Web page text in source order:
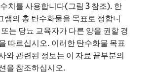
치를 사용합니다(그림 3 참조). 한
의 총 탄수화물을 목표로 정합니
는 당뇨 교육자가 다른 양을 권할 경
따르십시오. 이러한 탄수화물 목표
와 관련된 정보는 이 자료 끝부분의
을 참조하십시오.